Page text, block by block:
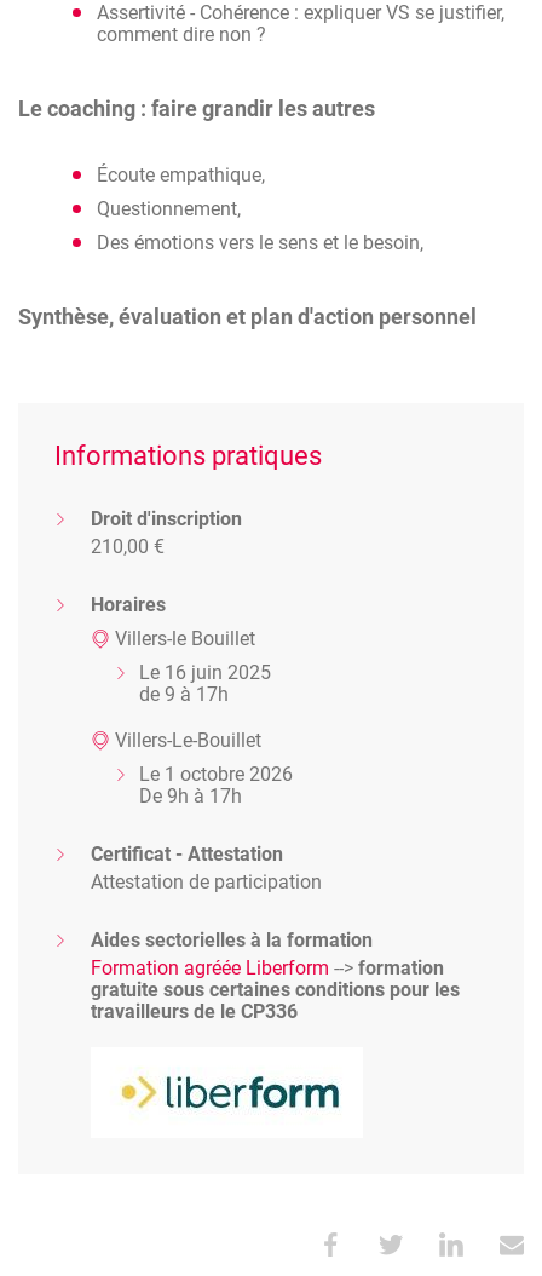
Assertivité - Cohérence : expliquer VS se justifier,
comment dire non ?
Le coaching : faire grandir les autres
Écoute empathique,
Questionnement,
Des émotions vers le sens et le besoin,
Synthèse, évaluation et plan d'action personnel
Informations pratiques
Droit d'inscription
210,00 €
Horaires
Villers-le Bouillet
Le 16 juin 2025
de 9 à 17h
Villers-Le-Bouillet
Le 1 octobre 2026
De 9h à 17h
Certificat - Attestation
Attestation de participation
Aides sectorielles à la formation
Formation agréée Liberform --> formation
gratuite sous certaines conditions pour les
travailleurs de le CP336